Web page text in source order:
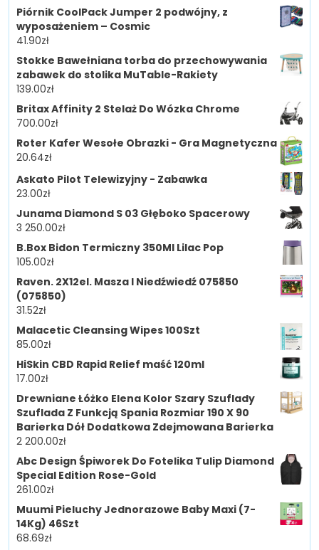
Piórnik CoolPack Jumper 2 podwójny, z
wyposażeniem – Cosmic
41.90zł
Stokke Bawełniana torba do przechowywania
zabawek do stolika MuTable-Rakiety
139.00zł
Britax Affinity 2 Stelaż Do Wózka Chrome
700.00zł
Roter Kafer Wesołe Obrazki - Gra Magnetyczna
20.64zł
Askato Pilot Telewizyjny - Zabawka
23.00zł
Junama Diamond S 03 Głęboko Spacerowy
3 250.00zł
B.Box Bidon Termiczny 350Ml Lilac Pop
105.00zł
Raven. 2X12el. Masza I Niedźwiedź 075850
(075850)
31.52zł
Malacetic Cleansing Wipes 100Szt
85.00zł
HiSkin CBD Rapid Relief maść 120ml
17.00zł
Drewniane Łóżko Elena Kolor Szary Szuflady
Szuflada Z Funkcją Spania Rozmiar 190 X 90
Barierka Dół Dodatkowa Zdejmowana Barierka
2 200.00zł
Abc Design Śpiworek Do Fotelika Tulip Diamond
Special Edition Rose-Gold
261.00zł
Muumi Pieluchy Jednorazowe Baby Maxi (7-
14Kg) 46Szt
68.69zł